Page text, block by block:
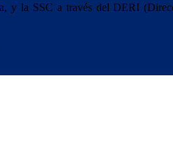
y la SSC a través del DERI